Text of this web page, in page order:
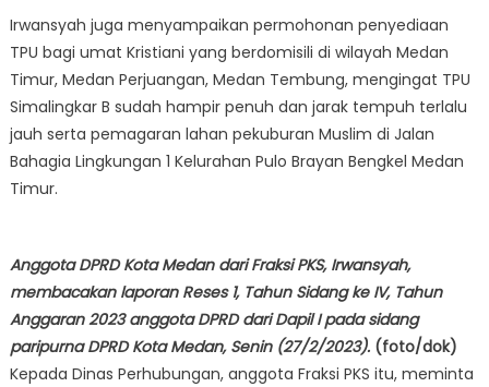
Irwansyah juga menyampaikan permohonan penyediaan
TPU bagi umat Kristiani yang berdomisili di wilayah Medan
Timur, Medan Perjuangan, Medan Tembung, mengingat TPU
Simalingkar B sudah hampir penuh dan jarak tempuh terlalu
jauh serta pemagaran lahan pekuburan Muslim di Jalan
Bahagia Lingkungan 1 Kelurahan Pulo Brayan Bengkel Medan
Timur.
Anggota DPRD Kota Medan dari Fraksi PKS, Irwansyah,
membacakan laporan Reses 1, Tahun Sidang ke IV, Tahun
Anggaran 2023 anggota DPRD dari Dapil I pada sidang
paripurna DPRD Kota Medan, Senin (27/2/2023). (foto/dok)
Kepada Dinas Perhubungan, anggota Fraksi PKS itu, meminta